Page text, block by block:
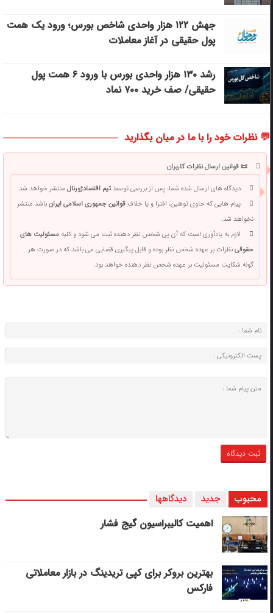
جهش ۱۲۲ هزار واحدی شاخص بورس؛ ورود یک همت
پول حقیقی در آغاز معاملات
رشد ۱۳۰ هزار واحدی بورس با ورود ۶ همت پول
حقیقی/ صف خرید ۷۰۰ نماد
💬 نظرات خود را با ما در میان بگذارید
📜 قوانین ارسال نظرات کاربران
دیدگاه های ارسال شده شما، پس از بررسی توسطتیم اقتصادژورنالمنتشر خواهد شد.
پیام هایی که حاوی توهین، افترا و یا خلافقوانین جمهوری اسلامی ایرانباشد منتشر
نخواهد شد.
لازم به یادآوری است که آی پی شخص نظر دهنده ثبت می شود و کلیهمسئولیت های
حقوقینظرات بر عهده شخص نظر بوده و قابل پیگیری قضایی می باشد که در صورت هر
گونه شکایت مسئولیت بر عهده شخص نظر دهنده خواهد بود.
محبوب جدید دیدگاهها
اهمیت کالیبراسیون گیج فشار
بهترین بروکر برای کپی‌ تریدینگ در بازار معاملاتی
فارکس